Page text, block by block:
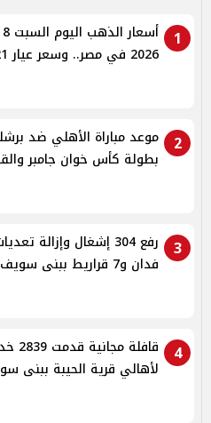
1
2026 في مصر.. وسعر عيار 21
2
موعد مباراة الأهلي ضد
بطولة كأس خوان جامبر
3
رفع 304 إشغال وإزالة
فدان و7 قراريط ببنى سويف
4
لأهالي قرية الحيبة ببنى